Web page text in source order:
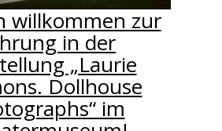
willkommen zur
in der
„Laurie
Dollhouse
im